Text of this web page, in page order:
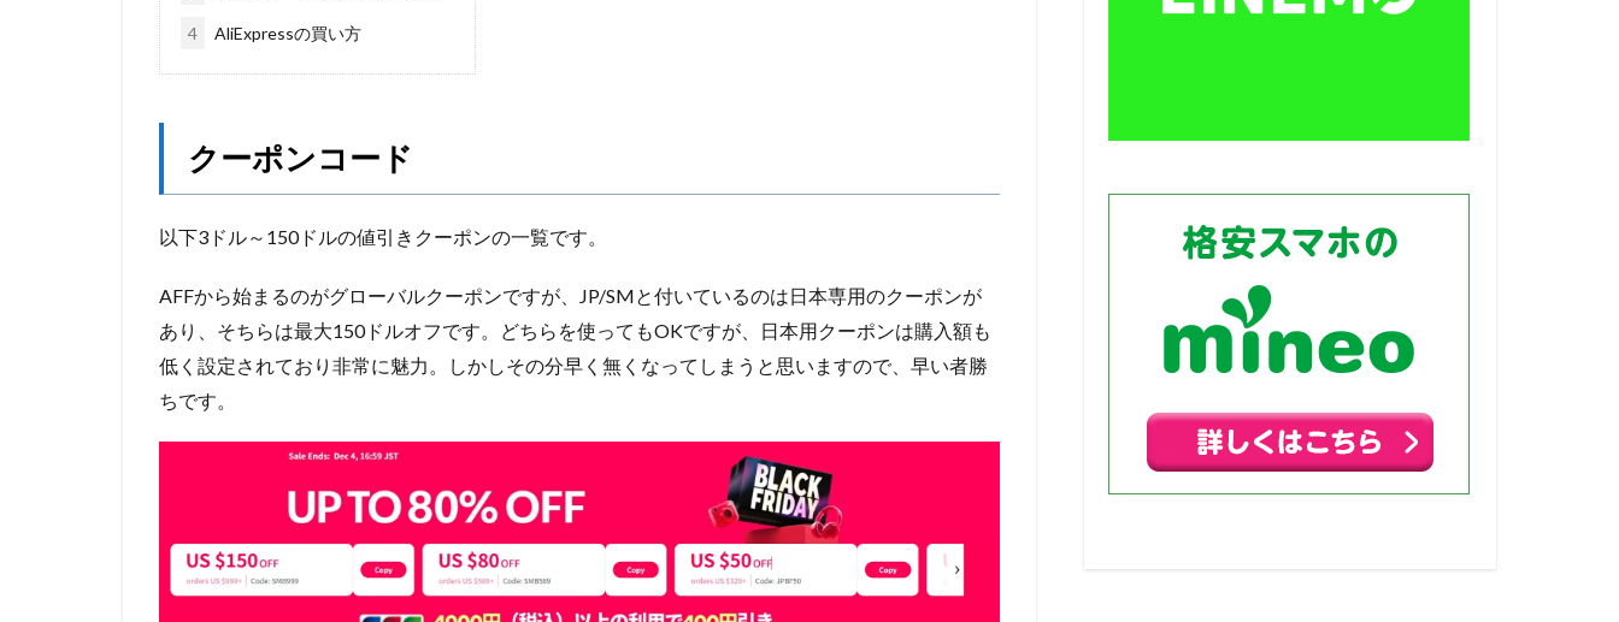
4 AliExpressの買い方
クーポンコード
以下3ドル～150ドルの値引きクーポンの一覧です。
AFFから始まるのがグローバルクーポンですが、JP/SMと付いているのは日本専用のクーポンが
あり、そちらは最大150ドルオフです。どちらを使ってもOKですが、日本用クーポンは購入額も
低く設定されており非常に魅力。しかしその分早く無くなってしまうと思いますので、早い者勝
ちです。